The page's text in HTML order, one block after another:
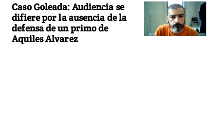
Caso Goleada: Audiencia se
difiere por la ausencia de la
defensa de un primo de
Aquiles Alvarez